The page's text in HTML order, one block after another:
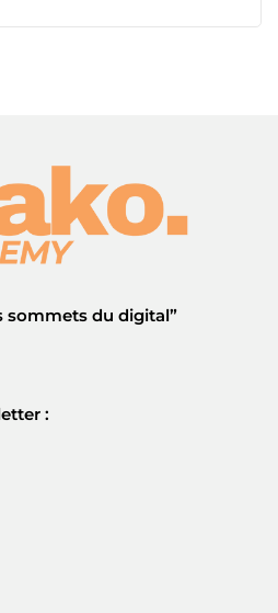
sommets du digital”
: